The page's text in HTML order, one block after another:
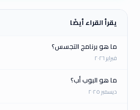
يقرأ القراء أيضًا
ما هو برنامج التجسس؟
فبراير ٢٠٢٦
ما هو البوب أب؟
ديسمبر ٢٠٢٥